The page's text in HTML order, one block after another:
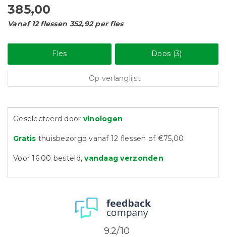
385,00
Vanaf 12 flessen 352,92 per fles
Fles Doos (3)
Op verlanglijst
Geselecteerd door vinologen
Gratis thuisbezorgd vanaf 12 flessen of €75,00
Voor 16:00 besteld,vandaag verzonden
9.2/10